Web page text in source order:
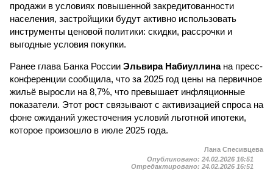
продажи в условиях повышенной закредитованности
населения, застройщики будут активно использовать
инструменты ценовой политики: скидки, рассрочки и
выгодные условия покупки.
Ранее глава Банка России Эльвира Набиуллинана пресс-
конференции сообщила, что за 2025 год цены на первичное
жильё выросли на 8,7%, что превышает инфляционные
показатели. Этот рост связывают с активизацией спроса на
фоне ожиданий ужесточения условий льготной ипотеки,
которое произошло в июле 2025 года.
Лана Спесивцева
Опубликовано: 24.02.2026 16:51
Отредактировано: 24.02.2026 16:51